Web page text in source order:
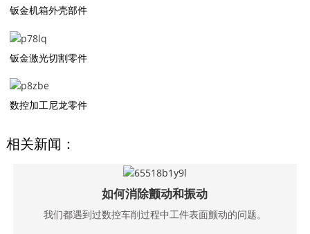
钣金机箱外壳部件
钣金激光切割零件
数控加工尼龙零件
相关新闻：
如何消除颤动和振动
我们都遇到过数控车削过程中工件表面颤动的问题。